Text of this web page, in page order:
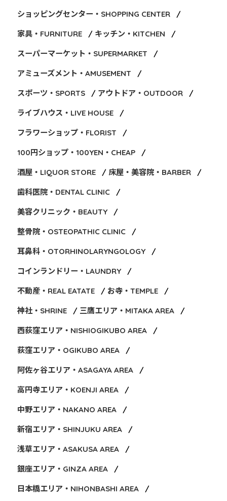
ショッピングセンター・SHOPPING CENTER
家具・FURNITURE キッチン・KITCHEN
スーパーマーケット・SUPERMARKET
アミューズメント・AMUSEMENT
スポーツ・SPORTS アウトドア・OUTDOOR
ライブハウス・LIVE HOUSE
フラワーショップ・FLORIST
100円ショップ・100YEN・CHEAP
酒屋・LIQUOR STORE 床屋・美容院・BARBER
歯科医院・DENTAL CLINIC
美容クリニック・BEAUTY
整骨院・OSTEOPATHIC CLINIC
耳鼻科・OTORHINOLARYNGOLOGY
コインランドリー・LAUNDRY
不動産・REAL EATATE お寺・TEMPLE
神社・SHRINE 三鷹エリア・MITAKA AREA
西荻窪エリア・NISHIOGIKUBO AREA
荻窪エリア・OGIKUBO AREA
阿佐ヶ谷エリア・ASAGAYA AREA
高円寺エリア・KOENJI AREA
中野エリア・NAKANO AREA
新宿エリア・SHINJUKU AREA
浅草エリア・ASAKUSA AREA
銀座エリア・GINZA AREA
日本橋エリア・NIHONBASHI AREA